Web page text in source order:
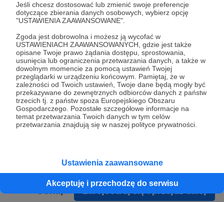
Jeśli chcesz dostosować lub zmienić swoje preferencje
dotyczące zbierania danych osobowych, wybierz opcję
"USTAWIENIA ZAAWANSOWANE".
Zgoda jest dobrowolna i możesz ją wycofać w
USTAWIENIACH ZAAWANSOWANYCH, gdzie jest także
opisane Twoje prawo żądania dostępu, sprostowania,
usunięcia lub ograniczenia przetwarzania danych, a także w
dowolnym momencie za pomocą ustawień Twojej
przeglądarki w urządzeniu końcowym. Pamiętaj, że w
zależności od Twoich ustawień, Twoje dane będą mogły być
przekazywane do zewnętrznych odbiorców danych z państw
trzecich tj. z państw spoza Europejskiego Obszaru
Gospodarczego. Pozostałe szczegółowe informacje na
temat przetwarzania Twoich danych w tym celów
przetwarzania znajdują się w naszej polityce prywatności.
Ustawienia zaawansowane
Akceptuję i przechodzę do serwisu
* Zapoznałem się i akceptujęRegulaminserwisu oraz
* Wyrażam zgodę na przetwarzanie moich danych
osobowych podanych w formularzu rejestracyjnym w celu
prawidłowego świadczenia usług serwisu Patronite.
Wyrażam zgodę na otrzymywanie drogą elektroniczną
informacji handlowych - newslettera. Opcja ta może zostać
zmieniona w ustawieniach konta.
Zarejestruj się i przejdź dalej